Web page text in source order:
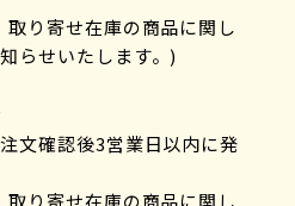
り寄せ在庫の商品に関し
らせいたします。)
文確認後3営業日以内に発
り寄せ在庫の商品に関し